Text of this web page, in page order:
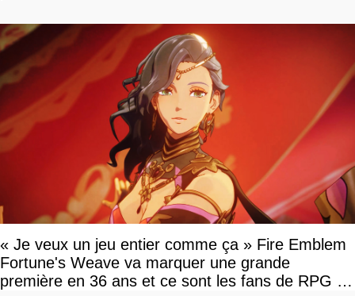
« Je veux un jeu entier comme ça » Fire Emblem
Fortune's Weave va marquer une grande
première en 36 ans et ce sont les fans de RPG en